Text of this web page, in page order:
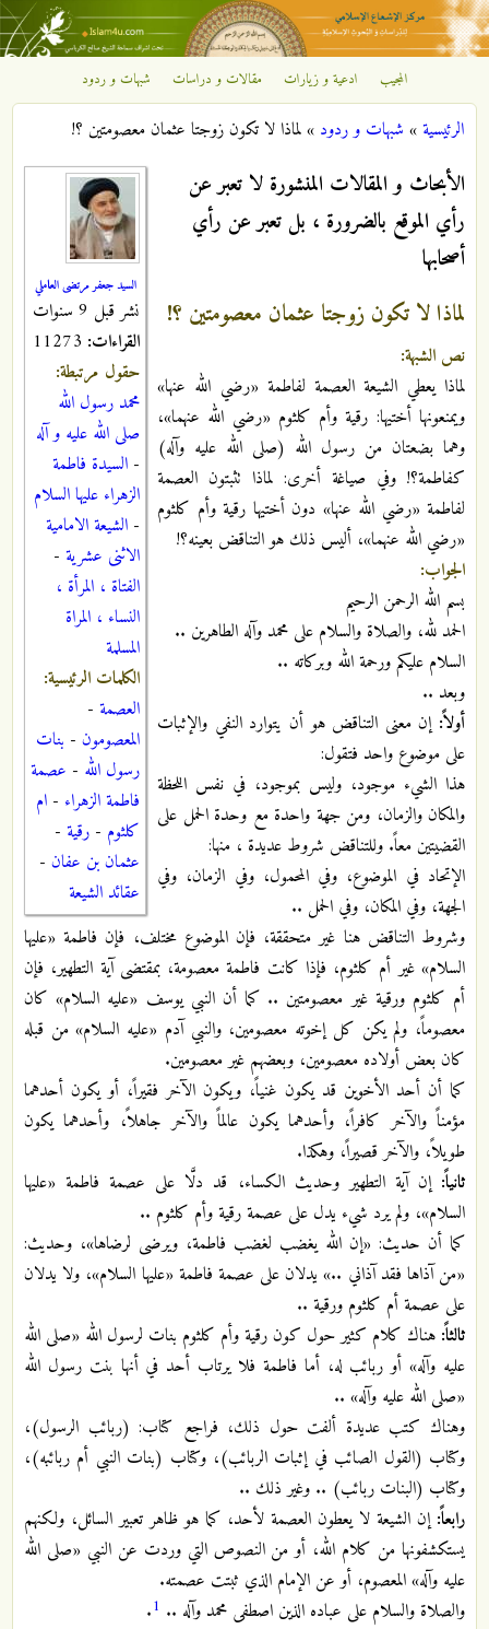
تجاوز إلى المحتوى الرئيسي
مركز
الإشعاع
الإسلامي
المجيب ادعية و زيارات مقالات و دراسات شبهات و ردود
أنت هنا
الرئيسية» شبهات و ردود »لماذا لا تكون زوجتا عثمان معصومتين ؟!
السيد جعفر مرتضى العاملي
نشر قبل 9 سنوات
القراءات:
حقول مرتبطة:
محمد رسول الله
صلى الله عليه و آله
- السيدة فاطمة
الزهراء عليها السلام
- الشيعة الامامية
الاثنى عشرية -
الفتاة ، المرأة ،
النساء ، المراة
المسلمة
الكلمات الرئيسية:
العصمة -
المعصومون - بنات
رسول الله - عصمة
فاطمة الزهراء - ام
كلثوم - رقية -
عثمان بن عفان -
عقائد الشيعة
الأبحاث و المقالات المنشورة لا تعبر عن
رأي الموقع بالضرورة ، بل تعبر عن رأي
أصحابها
لماذا لا تكون زوجتا عثمان معصومتين ؟!
نص الشبهة:
لماذا يعطي الشيعة العصمة لفاطمة «رضي الله عنها»
ويمنعونها أختيها: رقية وأم كلثوم «رضي الله عنهما»،
وهما بضعتان من رسول الله (صلى الله عليه وآله)
كفاطمة؟! وفي صياغة أخرى: لماذا تثبتون العصمة
لفاطمة «رضي الله عنها» دون أختيها رقية وأم كلثوم
«رضي الله عنهما»، أليس ذلك هو التناقض بعينه؟!
الجواب:
بسم الله الرحمن الرحيم
الحمد لله، والصلاة والسلام على محمد وآله الطاهرين ..
السلام عليكم ورحمة الله وبركاته ..
وبعد ..
أولاً: إن معنى التناقض هو أن يتوارد النفي والإثبات
على موضوع واحد فتقول:
هذا الشيء موجود، وليس بموجود، في نفس اللحظة
والمكان والزمان، ومن جهة واحدة مع وحدة الحمل على
القضيتين معاً. وللتناقض شروط عديدة ، منها:
الإتحاد في الموضوع، وفي المحمول، وفي الزمان، وفي
الجهة، وفي المكان، وفي الحمل ..
وشروط التناقض هنا غير متحققة، فإن الموضوع مختلف، فإن فاطمة «عليها
السلام» غير أم كلثوم، فإذا كانت فاطمة معصومة، بمقتضى آية التطهير، فإن
أم كلثوم ورقية غير معصومتين .. كما أن النبي يوسف «عليه السلام» كان
معصوماً، ولم يكن كل إخوته معصومين، والنبي آدم «عليه السلام» من قبله
كان بعض أولاده معصومين، وبعضهم غير معصومين.
كما أن أحد الأخوين قد يكون غنياً، ويكون الآخر فقيراً، أو يكون أحدهما
مؤمناً والآخر كافراً، وأحدهما يكون عالماً والآخر جاهلاً، وأحدهما يكون
طويلاً، والآخر قصيراً، وهكذا.
ثانياً: إن آية التطهير وحديث الكساء، قد دلَّا على عصمة فاطمة «عليها
السلام»، ولم يرد شيء يدل على عصمة رقية وأم كلثوم ..
كما أن حديث: «إن الله يغضب لغضب فاطمة، ويرضى لرضاها»، وحديث:
«من آذاها فقد آذاني ..» يدلان على عصمة فاطمة «عليها السلام»، ولا يدلان
على عصمة أم كلثوم ورقية ..
ثالثاً: هناك كلام كثير حول كون رقية وأم كلثوم بنات لرسول الله «صلى الله
عليه وآله» أو ربائب له، أما فاطمة فلا يرتاب أحد في أنها بنت رسول الله
«صلى الله عليه وآله» ..
وهناك كتب عديدة ألفت حول ذلك، فراجع كتاب: (ربائب الرسول)،
وكتاب (القول الصائب في إثبات الربائب)، وكتاب (بنات النبي أم ربائبه)،
وكتاب (البنات ربائب) .. وغير ذلك ..
رابعاً:إن الشيعة لا يعطون العصمة لأحد، كما هو ظاهر تعبير السائل، ولكنهم
يستكشفونها من كلام الله، أو من النصوص التي وردت عن النبي «صلى الله
عليه وآله» المعصوم، أو عن الإمام الذي ثبتت عصمته.
والصلاة والسلام على عباده الذين اصطفى محمد وآله .. 1
.